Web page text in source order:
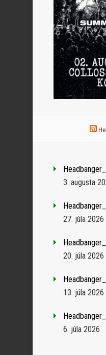
3. augusta
27. júla 2026
20. júla 2026
13. júla 2026
6. júla 2026